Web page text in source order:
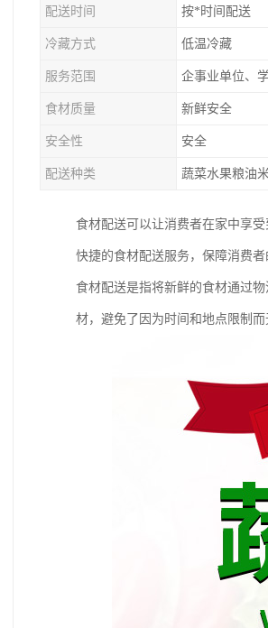
配送时间 按*时间配送
冷藏方式 低温冷藏
服务范围 企事业单位、
食材质量 新鲜安全
安全性 安全
配送种类 蔬菜水果粮油
食材配送可以让消费者在家中享
快捷的食材配送服务，保障消费者
食材配送是指将新鲜的食材通过
材，避免了因为时间和地点限制而